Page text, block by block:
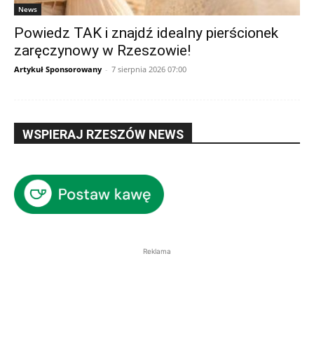
News
Powiedz TAK i znajdź idealny pierścionek
zaręczynowy w Rzeszowie!
Artykuł Sponsorowany - 7 sierpnia 2026 07:00
WSPIERAJ RZESZÓW NEWS
Reklama